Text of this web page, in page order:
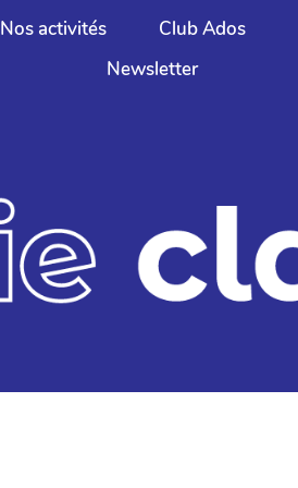
Nos activités Club Ados
Newsletter